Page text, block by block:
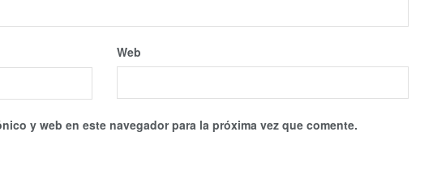
Web
y web en este navegador para la próxima vez que comente.